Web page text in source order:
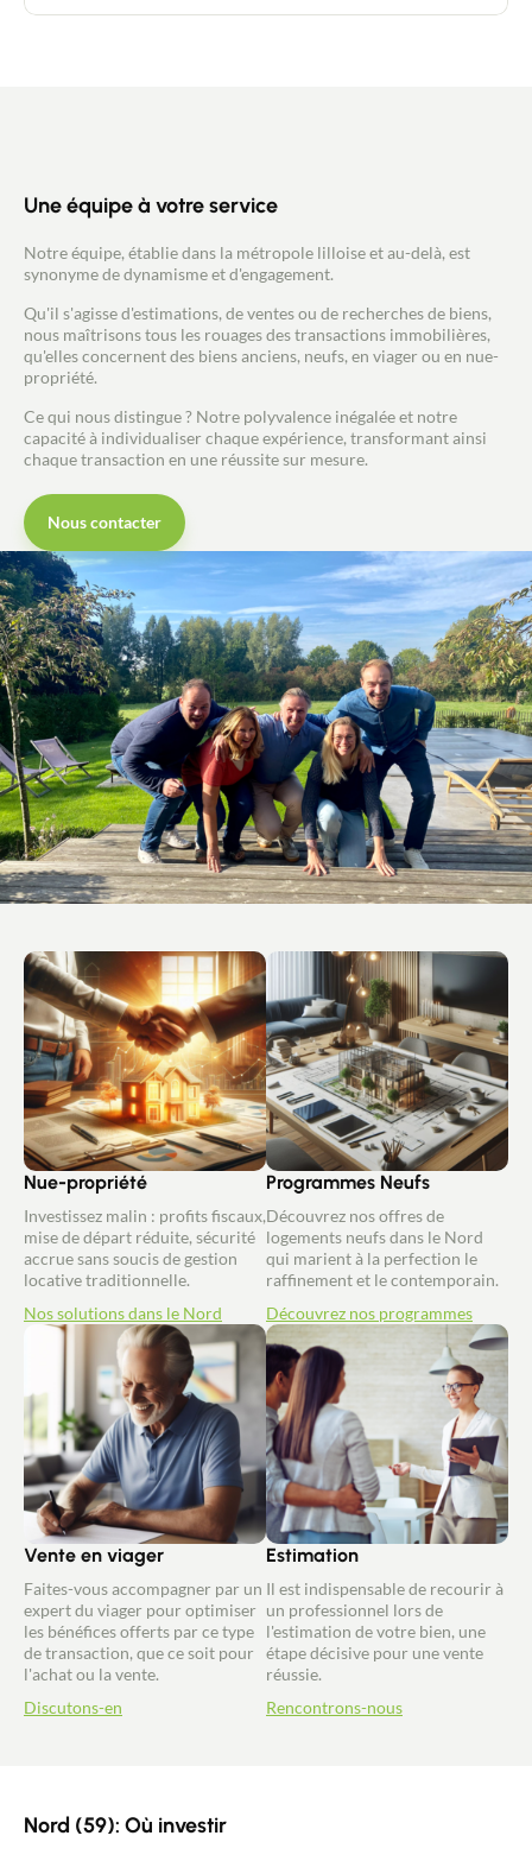
Une équipe à votre service
Notre équipe, établie dans la métropole lilloise et au-delà, est
synonyme de dynamisme et d'engagement.
Qu'il s'agisse d'estimations, de ventes ou de recherches de biens,
nous maîtrisons tous les rouages des transactions immobilières,
qu'elles concernent des biens anciens, neufs, en viager ou en nue-
propriété.
Ce qui nous distingue ? Notre polyvalence inégalée et notre
capacité à individualiser chaque expérience, transformant ainsi
chaque transaction en une réussite sur mesure.
Nous contacter
Nue-propriété
Investissez malin : profits fiscaux,
mise de départ réduite, sécurité
accrue sans soucis de gestion
locative traditionnelle.
Nos solutions dans le Nord
Vente en viager
Faites-vous accompagner par un
expert du viager pour optimiser
les bénéfices offerts par ce type
de transaction, que ce soit pour
l'achat ou la vente.
Discutons-en
Programmes Neufs
Découvrez nos offres de
logements neufs dans le Nord
qui marient à la perfection le
raffinement et le contemporain.
Découvrez nos programmes
Estimation
Il est indispensable de recourir à
un professionnel lors de
l'estimation de votre bien, une
étape décisive pour une vente
réussie.
Rencontrons-nous
Nord (59): Où investir